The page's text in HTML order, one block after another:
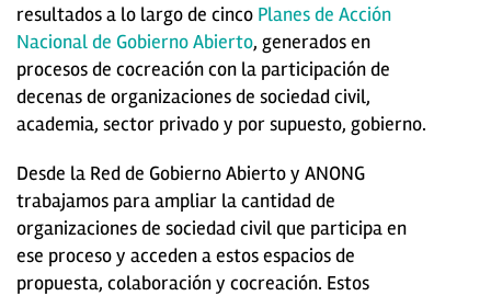
resultados a lo largo de cinco Planes de Acción
Nacional de Gobierno Abierto, generados en
procesos de cocreación con la participación de
decenas de organizaciones de sociedad civil,
academia, sector privado y por supuesto, gobierno.
Desde la Red de Gobierno Abierto y ANONG
trabajamos para ampliar la cantidad de
organizaciones de sociedad civil que participa en
ese proceso y acceden a estos espacios de
propuesta, colaboración y cocreación. Estos